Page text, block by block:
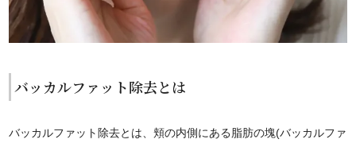
バッカルファット除去とは
バッカルファット除去とは、頬の内側にある脂肪の塊(バッカルファ